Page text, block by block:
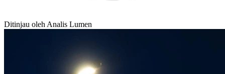
Ditinjau oleh Analis Lumen